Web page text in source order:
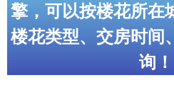
密西沙加楼花项目
奥克维尔社区介绍
奥克维尔楼花项目
擎，可以按楼花所在
楼花类型、交房时间
询！